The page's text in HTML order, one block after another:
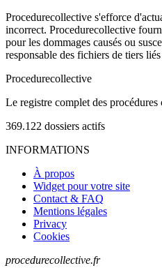
Procedurecollective s'efforce
incorrect. Procedurecollective
pour les dommages causés ou
responsable des fichiers de tiers
Procedurecollective
Le registre complet des
369.122 dossiers actifs
INFORMATIONS
À propos
Widget pour votre site
Contact & FAQ
Mentions légales
Privacy
Cookies
procedurecollective.fr